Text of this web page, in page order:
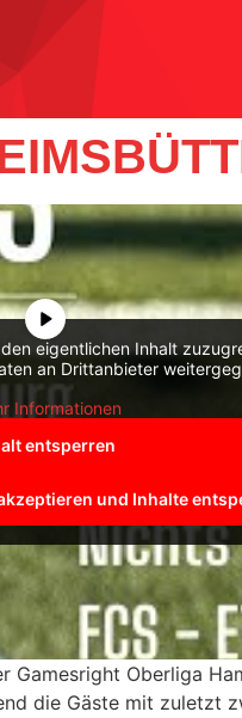
eigentlichen Inhalt
an Drittanbieter
Informationen
entsperren
und Inhalte
Oberliga
die Gäste mit zuletzt